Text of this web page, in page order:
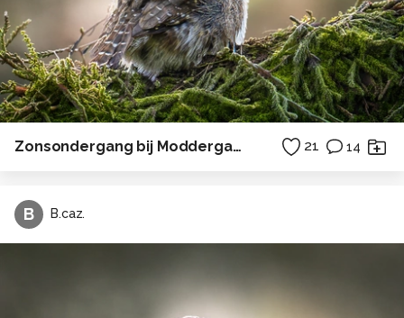
Zonsondergang bij Moddergat, met in de verten een booreiland 21 14
B B.caz.